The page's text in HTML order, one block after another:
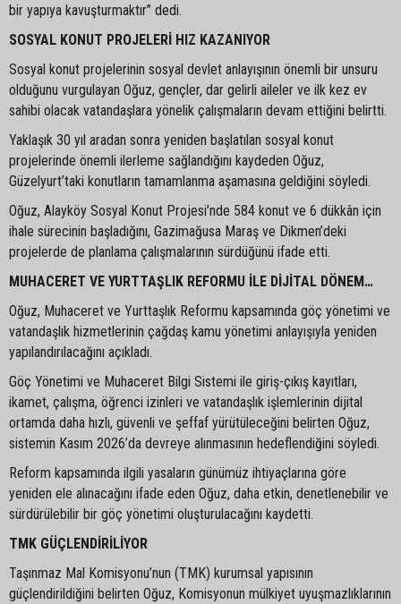
bir yapıya kavuşturmaktır” dedi.
SOSYAL KONUT PROJELERİ HIZ KAZANIYOR
Sosyal konut projelerinin sosyal devlet anlayışının önemli bir unsuru
olduğunu vurgulayan Oğuz, gençler, dar gelirli aileler ve ilk kez ev
sahibi olacak vatandaşlara yönelik çalışmaların devam ettiğini belirtti.
Yaklaşık 30 yıl aradan sonra yeniden başlatılan sosyal konut
projelerinde önemli ilerleme sağlandığını kaydeden Oğuz,
Güzelyurt’taki konutların tamamlanma aşamasına geldiğini söyledi.
Oğuz, Alayköy Sosyal Konut Projesi’nde 584 konut ve 6 dükkân için
ihale sürecinin başladığını, Gazimağusa Maraş ve Dikmen’deki
projelerde de planlama çalışmalarının sürdüğünü ifade etti.
MUHACERET VE YURTTAŞLIK REFORMU İLE DİJİTAL DÖNEM…
Oğuz, Muhaceret ve Yurttaşlık Reformu kapsamında göç yönetimi ve
vatandaşlık hizmetlerinin çağdaş kamu yönetimi anlayışıyla yeniden
yapılandırılacağını açıkladı.
Göç Yönetimi ve Muhaceret Bilgi Sistemi ile giriş-çıkış kayıtları,
ikamet, çalışma, öğrenci izinleri ve vatandaşlık işlemlerinin dijital
ortamda daha hızlı, güvenli ve şeffaf yürütüleceğini belirten Oğuz,
sistemin Kasım 2026’da devreye alınmasının hedeflendiğini söyledi.
Reform kapsamında ilgili yasaların günümüz ihtiyaçlarına göre
yeniden ele alınacağını ifade eden Oğuz, daha etkin, denetlenebilir ve
sürdürülebilir bir göç yönetimi oluşturulacağını kaydetti.
TMK GÜÇLENDİRİLİYOR
Taşınmaz Mal Komisyonu’nun (TMK) kurumsal yapısının
güçlendirildiğini belirten Oğuz, Komisyonun mülkiyet uyuşmazlıklarının